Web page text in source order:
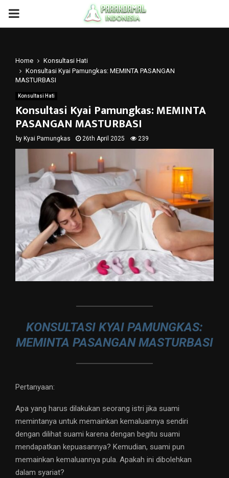
PRIMARY
Home
Konsultasi Hati
Konsultasi Kyai Pamungkas: MEMINTA PASANGAN
MASTURBASI
Konsultasi Hati
Konsultasi Kyai Pamungkas: MEMINTA
PASANGAN MASTURBASI
by Kyai Pamungkas 26th April 2025 239
KONSULTASI KYAI PAMUNGKAS:
MEMINTA PASANGAN MASTURBASI
Pertanyaan:
Apa yang harus dilakukan seorang istri jika suami
memintanya untuk memainkan kemaluannya sendiri
dengan dilihat suami karena dengan begitu suami
mendapatkan kepuasannya? Kemudian, suami pun
memainkan kemaluannya pula. Apakah ini dibolehkan
dalam syariat?